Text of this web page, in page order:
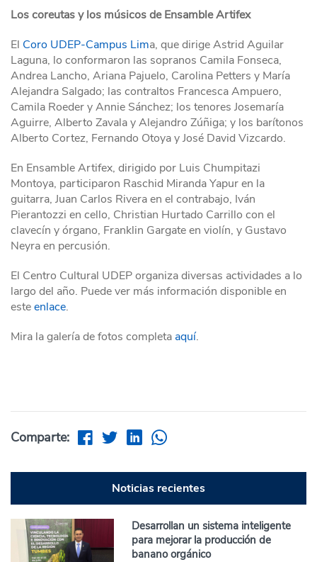
Los coreutas y los músicos de Ensamble Artifex
El Coro UDEP-Campus Lima, que dirige Astrid Aguilar
Laguna, lo conformaron las sopranos Camila Fonseca,
Andrea Lancho, Ariana Pajuelo, Carolina Petters y María
Alejandra Salgado; las contraltos Francesca Ampuero,
Camila Roeder y Annie Sánchez; los tenores Josemaría
Aguirre, Alberto Zavala y Alejandro Zúñiga; y los barítonos
Alberto Cortez, Fernando Otoya y José David Vizcardo.
En Ensamble Artifex, dirigido por Luis Chumpitazi
Montoya, participaron Raschid Miranda Yapur en la
guitarra, Juan Carlos Rivera en el contrabajo, Iván
Pierantozzi en cello, Christian Hurtado Carrillo con el
clavecín y órgano, Franklin Gargate en violín, y Gustavo
Neyra en percusión.
El Centro Cultural UDEP organiza diversas actividades a lo
largo del año. Puede ver más información disponible en
esteenlace.
Mira la galería de fotos completa aquí.
Comparte:
Noticias recientes
Desarrollan un sistema inteligente
para mejorar la producción de
banano orgánico